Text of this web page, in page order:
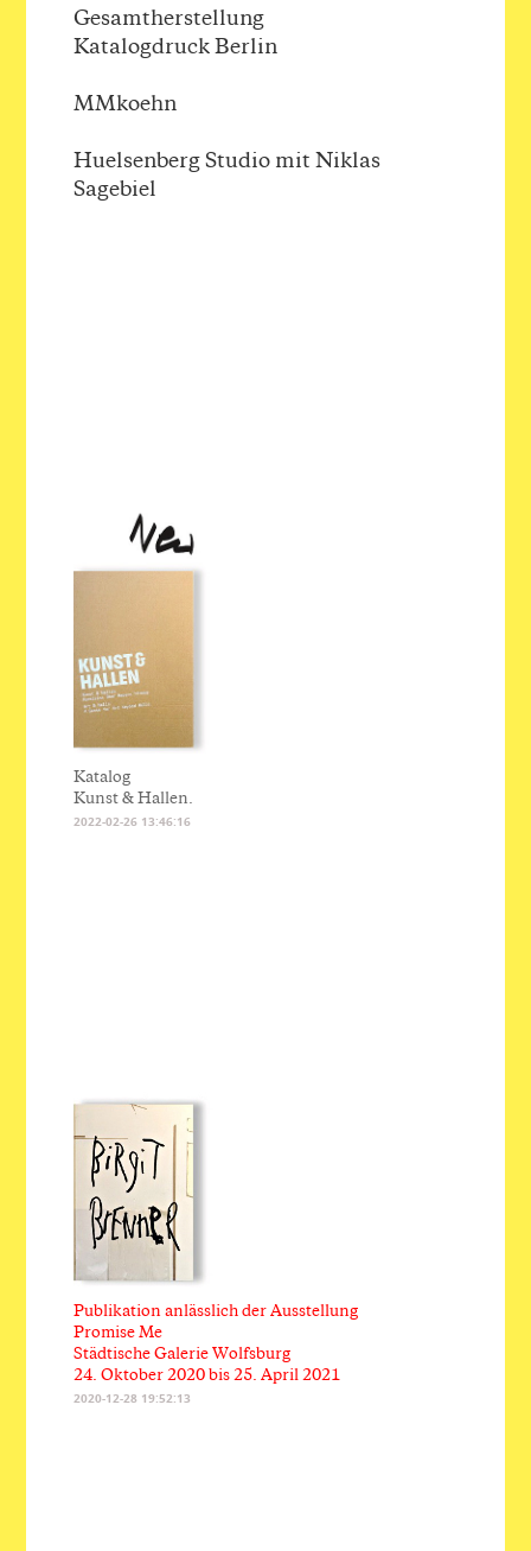
Gesamtherstellung
Katalogdruck Berlin
MMkoehn
Huelsenberg Studio mit Niklas
Sagebiel
Katalog
Kunst & Hallen.
2022-02-26 13:46:16
Publikation anlässlich der Ausstellung
Promise Me
Städtische Galerie Wolfsburg
24. Oktober 2020 bis 25. April 2021
2020-12-28 19:52:13